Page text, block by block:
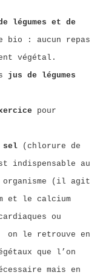
légumes et de
bio : aucun repas
végétal.
jus de légumes
pour
sel (chlorure de
indispensable au
organisme (il agit
et le calcium
ou
on le retrouve en
que l’on
mais en